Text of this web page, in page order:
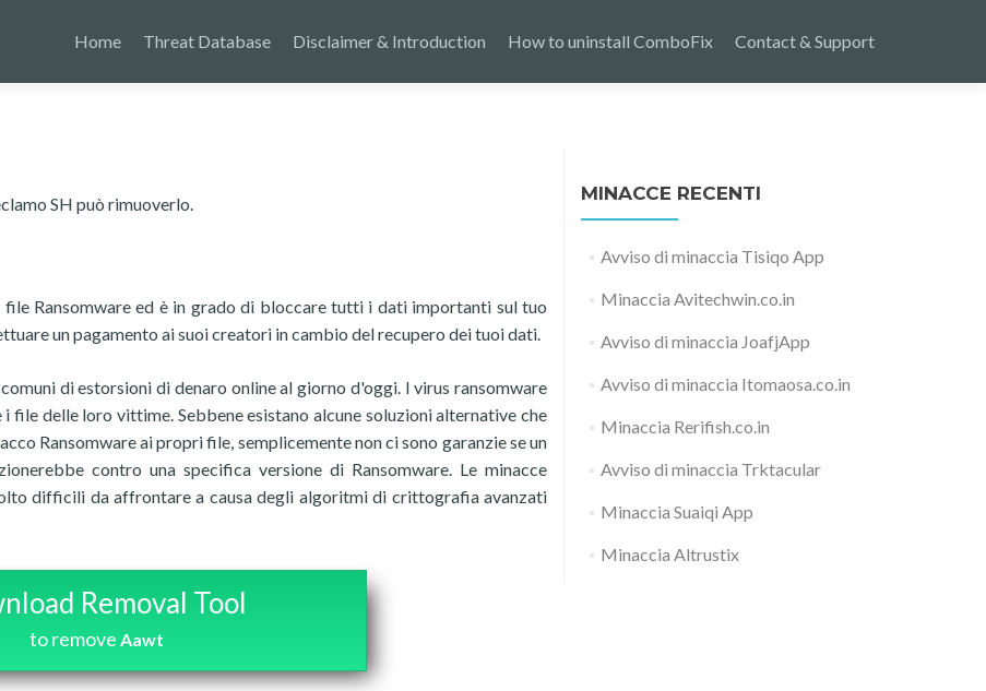
Home Threat Database Disclaimer & Introduction How to uninstall ComboFix Contact & Support
SH può rimuoverlo.
Ransomware ed è in grado di bloccare tutti i dati importanti sul tuo
un pagamento ai suoi creatori in cambio del recupero dei tuoi dati.
di estorsioni di denaro online al giorno d'oggi. I virus ransomware
delle loro vittime. Sebbene esistano alcune soluzioni alternative che
Ransomware ai propri file, semplicemente non ci sono garanzie se un
contro una specifica versione di Ransomware. Le minacce
difficili da affrontare a causa degli algoritmi di crittografia avanzati
Removal Tool
to remove Aawt
MINACCE RECENTI
Avviso di minaccia Tisiqo App
Minaccia Avitechwin.co.in
Avviso di minaccia JoafjApp
Avviso di minaccia Itomaosa.co.in
Minaccia Rerifish.co.in
Avviso di minaccia Trktacular
Minaccia Suaiqi App
Minaccia Altrustix